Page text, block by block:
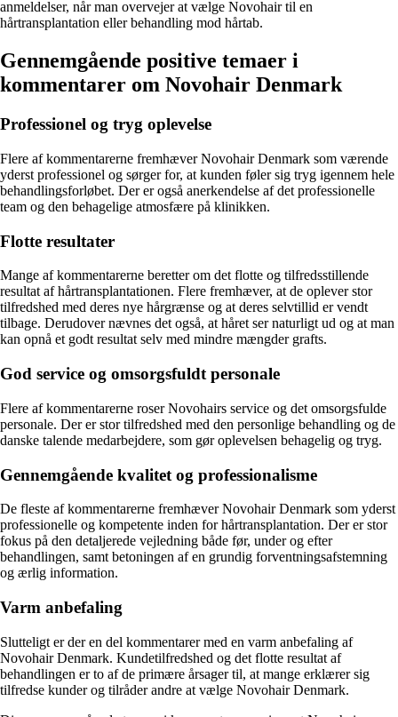
anmeldelser, når man overvejer at vælge Novohair til en
hårtransplantation eller behandling mod hårtab.
Gennemgående positive temaer i
kommentarer om Novohair Denmark
Professionel og tryg oplevelse
Flere af kommentarerne fremhæver Novohair Denmark som værende
yderst professionel og sørger for, at kunden føler sig tryg igennem hele
behandlingsforløbet. Der er også anerkendelse af det professionelle
team og den behagelige atmosfære på klinikken.
Flotte resultater
Mange af kommentarerne beretter om det flotte og tilfredsstillende
resultat af hårtransplantationen. Flere fremhæver, at de oplever stor
tilfredshed med deres nye hårgrænse og at deres selvtillid er vendt
tilbage. Derudover nævnes det også, at håret ser naturligt ud og at man
kan opnå et godt resultat selv med mindre mængder grafts.
God service og omsorgsfuldt personale
Flere af kommentarerne roser Novohairs service og det omsorgsfulde
personale. Der er stor tilfredshed med den personlige behandling og de
danske talende medarbejdere, som gør oplevelsen behagelig og tryg.
Gennemgående kvalitet og professionalisme
De fleste af kommentarerne fremhæver Novohair Denmark som yderst
professionelle og kompetente inden for hårtransplantation. Der er stor
fokus på den detaljerede vejledning både før, under og efter
behandlingen, samt betoningen af en grundig forventningsafstemning
og ærlig information.
Varm anbefaling
Slutteligt er der en del kommentarer med en varm anbefaling af
Novohair Denmark. Kundetilfredshed og det flotte resultat af
behandlingen er to af de primære årsager til, at mange erklærer sig
tilfredse kunder og tilråder andre at vælge Novohair Denmark.